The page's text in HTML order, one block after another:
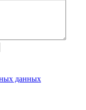
данных